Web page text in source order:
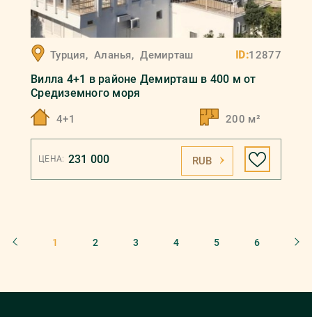
Турция, Аланья, Демирташ ID:12877
Вилла 4+1 в районе Демирташ в 400 м от
Средиземного моря
4+1 200 м²
ЦЕНА: 231 000 RUB
1 2 3 4 5 6